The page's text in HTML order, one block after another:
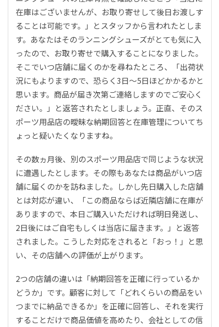
在庫はございませんが、お取り寄せして後日お渡しす
ることは可能です。」とスタッフから言われたとしま
す。あなたはそのランニングシューズがとても気に入
ったので、お取り寄せで購入することになりました。
そこでいつ店舗に届くのかを尋ねたところ、「出荷状
況にもよりますので、恐らく3日～5日ほどかかるかと
思います。商品が届き次第ご連絡しますのでご安心く
ださい。」と返答されたとしましょう。正直、そのス
ポーツ用品店の曖昧な納期回答と在庫管理についてち
ょっと疑いたくなりますね。
その数ヵ月後、別のスポーツ用品店で同じような状況
に遭遇したとします。その際もあなたは商品がいつ店
舗に届くのかを訪ねました。しかし先日購入した店舗
とは対応が違い、「この商品ならば近隣店舗に在庫が
ありますので、本日ご購入いただければ明日発送し、
2日後にはご自宅もしくは当店に届きます。」と返答
されました。こうした対応をされると「おっ！」と思
い、その店舗への評価が上がります。
2つの店舗の違いは「納期回答を正確に行っているか
どうか」です。顧客に対して「どれくらいの商品をい
つまでに納品できるか」を正確に回答し、それを実行
することだけで商品価値を高めたり、会社としての信